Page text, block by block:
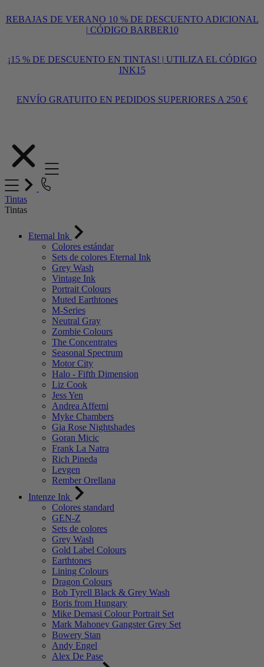
REBAJAS DE VERANO 10 % DE DESCUENTO ADICIONAL
| CÓDIGO BARBER10
¡15 % DE DESCUENTO EN TINTAS! | UTILIZA EL CÓDIGO
INK15
ENVÍO GRATUITO EN PEDIDOS SUPERIORES A 250 €
Tintas
Tintas
Eternal Ink
Colores estándar
Sets de colores Eternal Ink
Grey Wash
Vintage Ink
Portrait Colours
Muted Earthtones
M-Series
Neutral Gray
Zombie Colours
The Concentrates
Seasonal Spectrum
Motor City
Halo - Fifth Dimension
Liz Cook
Jess Yen
Andrea Afferni
Myke Chambers
Gia Rose Nightshades
Goran Micic
Frank La Natra
Rich Pineda
Levgen
Rember Orellana
Intenze Ink
Colores standard
GEN-Z
Sets de colores
Grey Wash
Gold Label Colours
Earthtones
Lining Colours
Dragon Colours
Bob Tyrell Black & Grey Wash
Boris from Hungary
Mike Demasi Colour Portrait Set
Mark Mahoney Gangster Grey Set
Bowery Stan
Andy Engel
Alex De Pase